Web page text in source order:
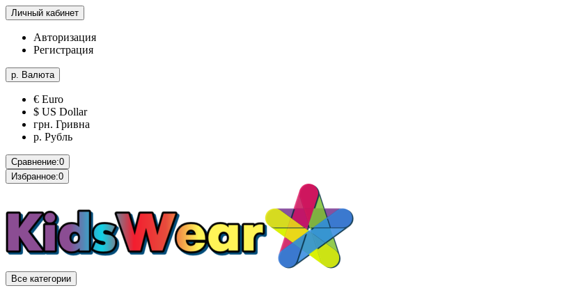
Личный кабинет
Авторизация
Регистрация
р. Валюта
€ Euro
$ US Dollar
грн. Гривна
р. Рубль
Сравнение:0
Избранное:0
Все категории